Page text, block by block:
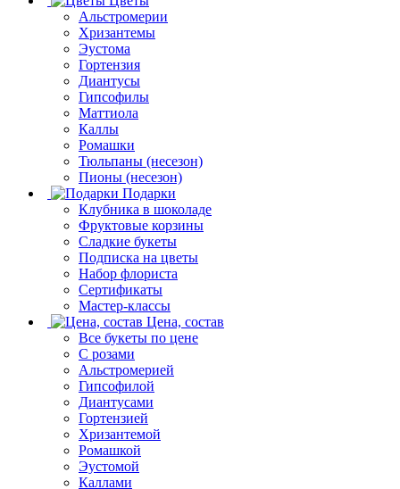
Альстромерии
Хризантемы
Эустома
Гортензия
Диантусы
Гипсофилы
Маттиола
Каллы
Ромашки
Тюльпаны (несезон)
Пионы (несезон)
Подарки
Клубника в шоколаде
Фруктовые корзины
Сладкие букеты
Подписка на цветы
Набор флориста
Сертификаты
Мастер-классы
Цена, состав
Все букеты по цене
С розами
Альстромерией
Гипсофилой
Диантусами
Гортензией
Хризантемой
Ромашкой
Эустомой
Каллами